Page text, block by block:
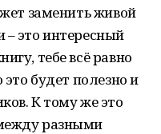
заменить живой
это интересный
тебе всё равно
это будет полезно и
К тому же это
разными